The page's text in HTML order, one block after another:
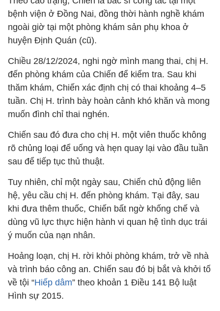
bệnh viện ở Đồng Nai, đồng thời hành nghề khám
ngoài giờ tại một phòng khám sản phụ khoa ở
huyện Định Quán (cũ).
Chiều 28/12/2024, nghi ngờ mình mang thai, chị H.
đến phòng khám của Chiến để kiểm tra. Sau khi
thăm khám, Chiến xác định chị có thai khoảng 4–5
tuần. Chị H. trình bày hoàn cảnh khó khăn và mong
muốn đình chỉ thai nghén.
Chiến sau đó đưa cho chị H. một viên thuốc không
rõ chủng loại để uống và hẹn quay lại vào đầu tuần
sau để tiếp tục thủ thuật.
Tuy nhiên, chỉ một ngày sau, Chiến chủ động liên
hệ, yêu cầu chị H. đến phòng khám. Tại đây, sau
khi đưa thêm thuốc, Chiến bất ngờ khống chế và
dùng vũ lực thực hiện hành vi quan hệ tình dục trái
ý muốn của nạn nhân.
Hoảng loạn, chị H. rời khỏi phòng khám, trở về nhà
và trình báo công an. Chiến sau đó bị bắt và khởi tố
về tội “Hiếp dâm” theo khoản 1 Điều 141 Bộ luật
Hình sự 2015.